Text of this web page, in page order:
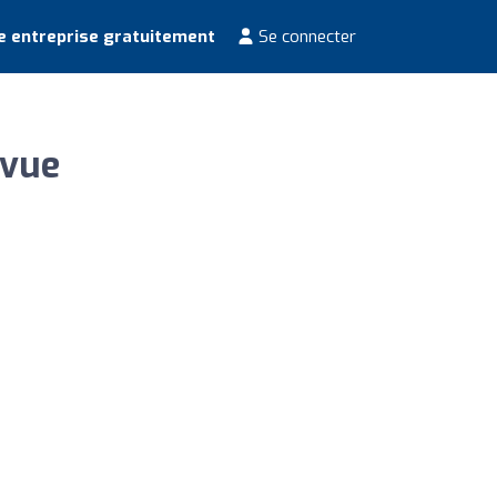
entreprise gratuitement Se connecter